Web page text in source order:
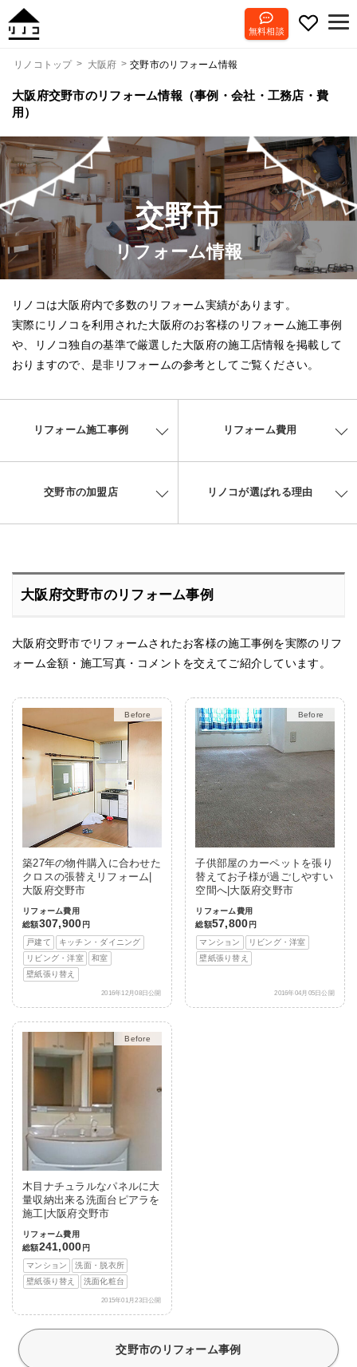
無料相談
リノコトップ 大阪府 交野市のリフォーム情報
大阪府交野市のリフォーム情報（事例・会社・工務店・費
用）
交野市
リフォーム情報
リノコは大阪府内で多数のリフォーム実績があります。
実際にリノコを利用された大阪府のお客様のリフォーム施工事例
や、リノコ独自の基準で厳選した大阪府の施工店情報を掲載して
おりますので、是非リフォームの参考としてご覧ください。
リフォーム施工事例 リフォーム費用
交野市の加盟店 リノコが選ばれる理由
大阪府交野市のリフォーム事例
大阪府交野市でリフォームされたお客様の施工事例を実際のリフ
ォーム金額・施工写真・コメントを交えてご紹介しています。
After
築27年の物件購入に合わせた
クロスの張替えリフォーム|
大阪府交野市
リフォーム費用
総額307,900 円
戸建て
キッチン・ダイニング
リビング・洋室
和室
壁紙張り替え
2016年12月08日公開
After
子供部屋のカーペットを張り
替えてお子様が過ごしやすい
空間へ|大阪府交野市
リフォーム費用
総額57,800 円
マンション
リビング・洋室
壁紙張り替え
2016年04月05日公開
After
木目ナチュラルなパネルに大
量収納出来る洗面台ピアラを
施工|大阪府交野市
リフォーム費用
総額241,000 円
マンション
洗面・脱衣所
壁紙張り替え
洗面化粧台
2015年01月23日公開
交野市のリフォーム事例